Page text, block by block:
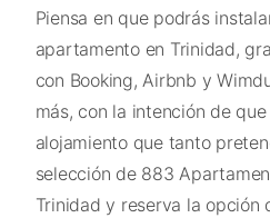
Piensa en que podrás
apartamento en Trinidad,
con Booking, Airbnb y
más, con la intención de
alojamiento que tanto
selección de 883
Trinidad y reserva la opción